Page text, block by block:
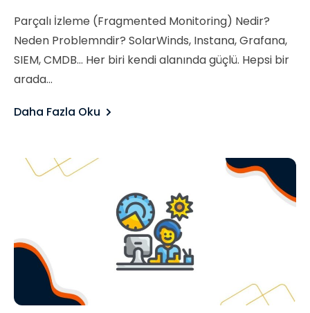
Parçalı İzleme (Fragmented Monitoring) Nedir?
Neden Problemndir? SolarWinds, Instana, Grafana,
SIEM, CMDB… Her biri kendi alanında güçlü. Hepsi bir
arada...
Daha Fazla Oku